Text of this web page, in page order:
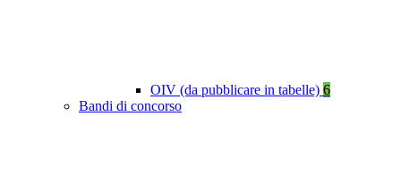
OIV (da pubblicare in tabelle) 6
Bandi di concorso